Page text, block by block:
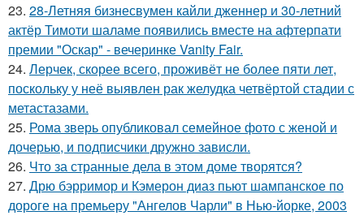
23. 28-Летняя бизнесвумен кайли дженнер и 30-летний
актёр Тимоти шаламе появились вместе на афтерпати
премии "Оскар" - вечеринке Vanity Fair.
24. Лерчек, скорее всего, проживёт не более пяти лет,
поскольку у неё выявлен рак желудка четвёртой стадии с
метастазами.
25. Рома зверь опубликовал семейное фото с женой и
дочерью, и подписчики дружно зависли.
26. Что за странные дела в этом доме творятся?
27. Дрю бэрримор и Кэмерон диаз пьют шампанское по
дороге на премьеру "Ангелов Чарли" в Нью-йорке, 2003